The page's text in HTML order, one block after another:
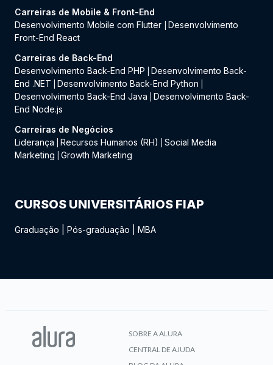
Carreiras de Mobile & Front-End
Desenvolvimento Mobile com Flutter
Desenvolvimento
Front-End React
Carreiras de Back-End
Desenvolvimento Back-End PHP
Desenvolvimento Back-
End .NET
Desenvolvimento Back-End Python
Desenvolvimento Back-End Java
Desenvolvimento Back-
End Node.js
Carreiras de Negócios
Liderança
Recursos Humanos (RH)
Social Media
Marketing
Growth Marketing
CURSOS UNIVERSITÁRIOS FIAP
Graduação Pós-graduação MBA
SOBRE A ALURA
CENTRAL DE AJUDA